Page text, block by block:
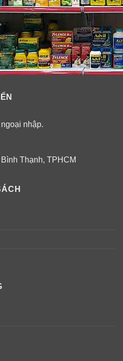
nhập.
Thạnh, TPHCM